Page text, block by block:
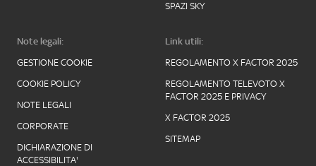
SPAZI SKY
Note legali:
GESTIONE COOKIE
COOKIE POLICY
NOTE LEGALI
CORPORATE
DICHIARAZIONE DI
ACCESSIBILITA'
Link utili:
REGOLAMENTO X FACTOR 2025
REGOLAMENTO TELEVOTO X
FACTOR 2025 E PRIVACY
X FACTOR 2025
SITEMAP